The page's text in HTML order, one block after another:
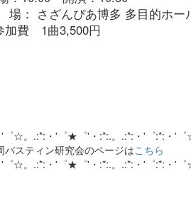
： さざんぴあ博多 多目的ホー
加費 1曲3,500円
゜☆。.:*:・'゜★゜'・:*:.。.:*:・'゜:*:・'
バスティン研究会のページはこちら
゜☆。.:*:・'゜★゜'・:*:.。.:*:・'゜:*:・'